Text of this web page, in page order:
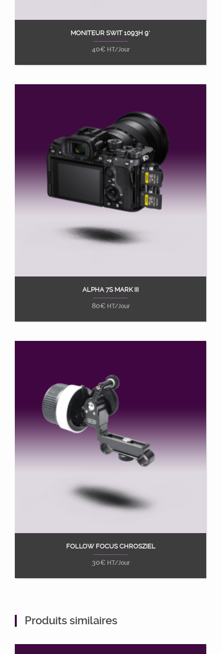
Ajouter au panier
MONITEUR SWIT 1093H 9′
40€ HT/Jour
Ajouter au panier
ALPHA 7S MARK III
80€ HT/Jour
Ajouter au panier
FOLLOW FOCUS CHROSZIEL
30€ HT/Jour
Produits similaires